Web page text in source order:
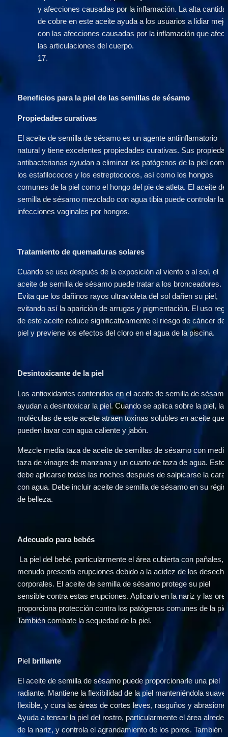
y afecciones causadas por la inflamación. La alta
de cobre en este aceite ayuda a los usuarios a lidiar
con las afecciones causadas por la inflamación que
las articulaciones del cuerpo.
17.
Beneficios para la piel de las semillas de sésamo
Propiedades curativas
El aceite de semilla de sésamo es un agente antiinflamatorio
natural y tiene excelentes propiedades curativas. Sus
antibacterianas ayudan a eliminar los patógenos de la piel
los estafilococos y los estreptococos, así como los hongos
comunes de la piel como el hongo del pie de atleta. El aceite de
semilla de sésamo mezclado con agua tibia puede controlar las
infecciones vaginales por hongos.
Tratamiento de quemaduras solares
Cuando se usa después de la exposición al viento o al sol, el
aceite de semilla de sésamo puede tratar a los bronceadores.
Evita que los dañinos rayos ultravioleta del sol dañen su piel,
evitando así la aparición de arrugas y pigmentación. El uso
de este aceite reduce significativamente el riesgo de cáncer de
piel y previene los efectos del cloro en el agua de la piscina.
Desintoxicante de la piel
Los antioxidantes contenidos en el aceite de semilla de sésamo
ayudan a desintoxicar la piel. Cuando se aplica sobre la piel, las
moléculas de este aceite atraen toxinas solubles en aceite que
pueden lavar con agua caliente y jabón.
Mezcle media taza de aceite de semillas de sésamo con media
taza de vinagre de manzana y un cuarto de taza de agua. Esto
debe aplicarse todas las noches después de salpicarse la cara
con agua. Debe incluir aceite de semilla de sésamo en su
de belleza.
Adecuado para bebés
menudo presenta erupciones debido a la acidez de los
corporales. El aceite de semilla de sésamo protege su piel
sensible contra estas erupciones. Aplicarlo en la nariz y las
proporciona protección contra los patógenos comunes de la
También combate la sequedad de la piel.
Piel brillante
El aceite de semilla de sésamo puede proporcionarle una piel
radiante. Mantiene la flexibilidad de la piel manteniéndola suave
flexible, y cura las áreas de cortes leves, rasguños y
Ayuda a tensar la piel del rostro, particularmente el área
de la nariz, y controla el agrandamiento de los poros. También